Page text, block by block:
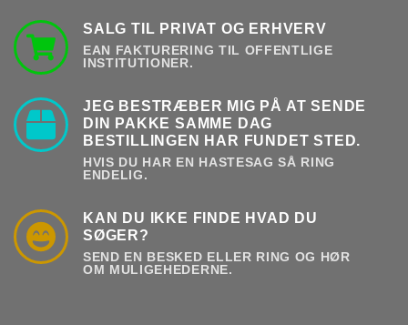
SALG TIL PRIVAT OG ERHVERV
EAN FAKTURERING TIL OFFENTLIGE
INSTITUTIONER.
JEG BESTRÆBER MIG PÅ AT SENDE
DIN PAKKE SAMME DAG
BESTILLINGEN HAR FUNDET STED.
HVIS DU HAR EN HASTESAG SÅ RING
ENDELIG.
KAN DU IKKE FINDE HVAD DU
SØGER?
SEND EN BESKED ELLER RING OG HØR
OM MULIGEHEDERNE.